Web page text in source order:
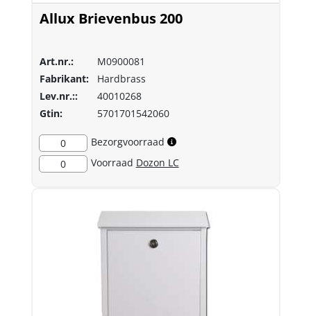
Allux Brievenbus 200
Art.nr.:
M0900081
Fabrikant:
Hardbrass
Lev.nr.::
40010268
Gtin:
5701701542060
0
Bezorgvoorraad
0
Voorraad Dozon LC